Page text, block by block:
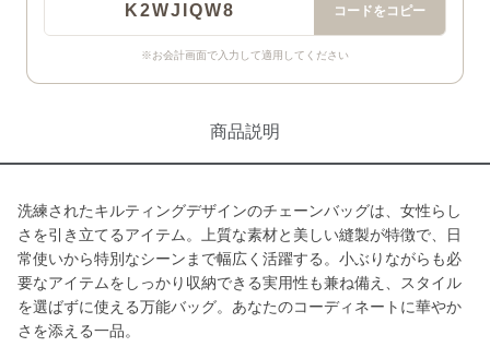
K2WJIQW8 コードをコピー
※お会計画面で入力して適用してください
商品説明
洗練されたキルティングデザインのチェーンバッグは、女性らし
さを引き立てるアイテム。上質な素材と美しい縫製が特徴で、日
常使いから特別なシーンまで幅広く活躍する。小ぶりながらも必
要なアイテムをしっかり収納できる実用性も兼ね備え、スタイル
を選ばずに使える万能バッグ。あなたのコーディネートに華やか
さを添える一品。